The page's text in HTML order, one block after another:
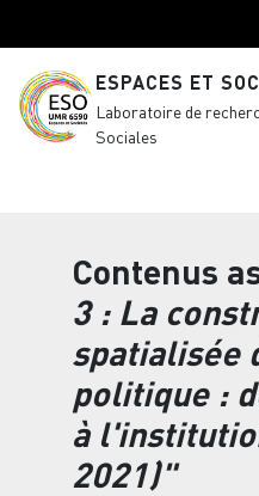
ESPACES ET
Laboratoire de
Sociales
Contenus
3 : La
spatialisée
politique :
à
2021)"